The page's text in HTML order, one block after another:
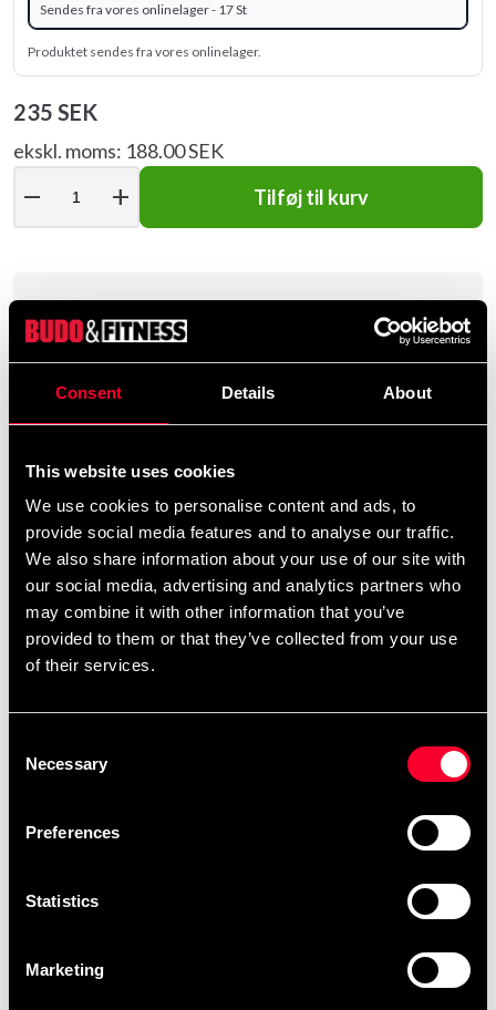
Consent Details About
This website uses cookies
We use cookies to personalise content and ads, to
provide social media features and to analyse our traffic.
We also share information about your use of our site with
our social media, advertising and analytics partners who
may combine it with other information that you’ve
provided to them or that they’ve collected from your use
of their services.
Selection
Necessary
Preferences
Statistics
Marketing
Sendes fra vores onlinelager - 17 St
Produktet sendes fra vores onlinelager.
235 SEK
ekskl. moms: 188.00 SEK
remove add Tilføj til kurv
Produktinformation
Vinklet rohåndtag med metalgreb type dragsterratt""
Anbefalede produkter
199 SEK395 SEK